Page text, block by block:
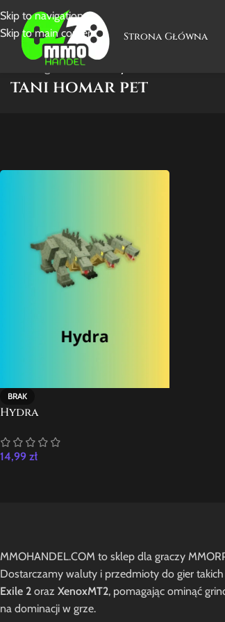
Skip to navigation
Skip to main content
Strona Główna
Strona główna/Produkty oznaczone “tani
tani homar pet
BRAK
Hydra
14,99 zł
MMOHANDEL.COM to sklep dla graczy
Dostarczamy waluty i przedmioty do gier takich
Exile 2 oraz XenoxMT2, pomagając ominąć
na dominacji w grze.